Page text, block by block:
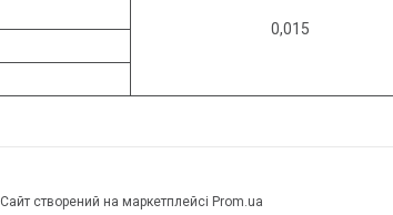
0,015
Сайт створений на маркетплейсі Prom.ua